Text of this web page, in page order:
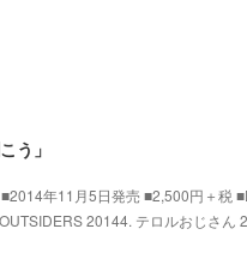
う」
年11月5日発売 ■2,500円＋税
20144. テロルおじさん